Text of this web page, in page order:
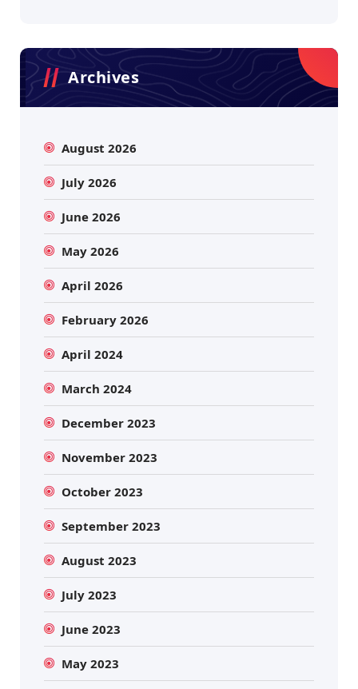
Archives
August 2026
July 2026
June 2026
May 2026
April 2026
February 2026
April 2024
March 2024
December 2023
November 2023
October 2023
September 2023
August 2023
July 2023
June 2023
May 2023